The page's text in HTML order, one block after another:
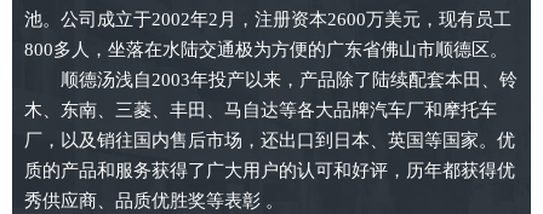
池。公司成立于2002年2月，注册资本2600万美元，现有员工
800多人，坐落在水陆交通极为方便的广东省佛山市顺德区。
顺德汤浅自2003年投产以来，产品除了陆续配套本田、铃
木、东南、三菱、丰田、马自达等各大品牌汽车厂和摩托车
厂，以及销往国内售后市场，还出口到日本、英国等国家。优
质的产品和服务获得了广大用户的认可和好评，历年都获得优
秀供应商、品质优胜奖等表彰 。